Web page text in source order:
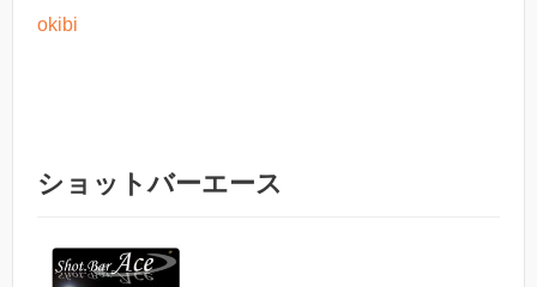
okibi
ショットバーエース